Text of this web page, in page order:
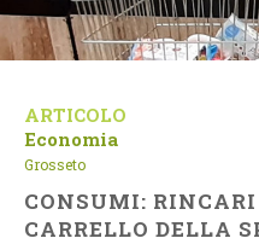
ARTICOLO
Economia
Grosseto
CONSUMI:
CARRELLO DELLA